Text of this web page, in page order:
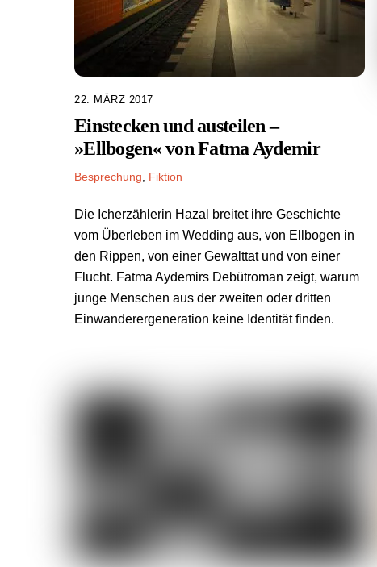
22. MÄRZ 2017
Einstecken und austeilen –
»Ellbogen« von Fatma Aydemir
Besprechung Fiktion
Die Icherzählerin Hazal breitet ihre Geschichte
vom Überleben im Wedding aus, von Ellbogen in
den Rippen, von einer Gewalttat und von einer
Flucht. Fatma Aydemirs Debütroman zeigt, warum
junge Menschen aus der zweiten oder dritten
Einwanderergeneration keine Identität finden.